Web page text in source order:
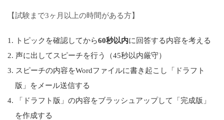
【試験まで3ヶ月以上の時間がある方】
トピックを確認してから60秒以内に回答する内容を考える
声に出してスピーチを行う（45秒以内厳守）
スピーチの内容をWordファイルに書き起こし「ドラフト
版」をメール送信する
「ドラフト版」の内容をブラッシュアップして「完成版」
を作成する